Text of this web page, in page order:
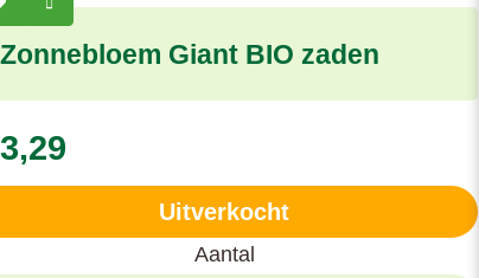
Zonnebloem Giant BIO zaden
Uitverkocht
Aantal